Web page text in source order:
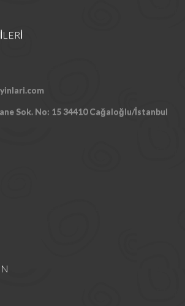
Sok. No: 15 34410 Cağaloğlu/İstanbul